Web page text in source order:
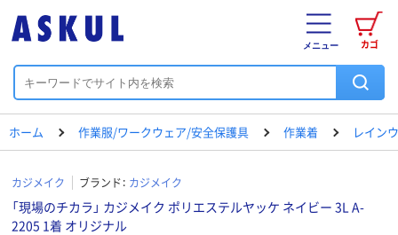
カゴ
メニュー
ホーム 作業服/ワークウェア/安全保護具 作業着 レイン
カジメイク ブランド： カジメイク
「現場のチカラ」 カジメイク ポリエステルヤッケ ネイビー 3L A-
2205 1着 オリジナル